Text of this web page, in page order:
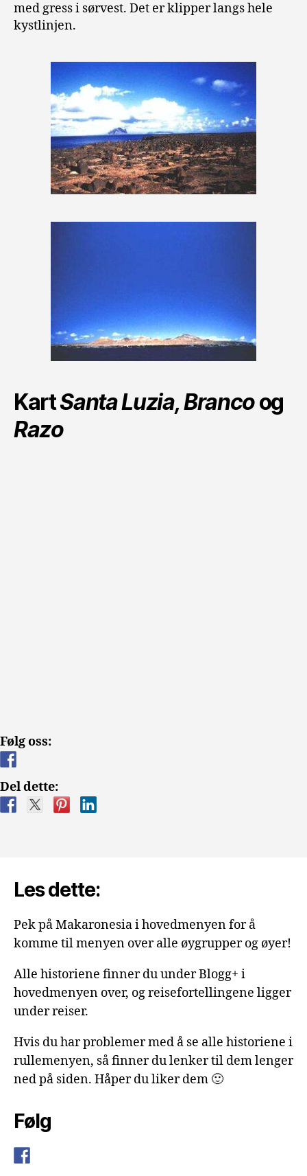
med gress i sørvest. Det er klipper langs hele
kystlinjen.
KartSanta Luzia, Brancoog
Razo
Følg oss:
Del dette:
Les dette:
Pek på Makaronesia i hovedmenyen for å
komme til menyen over alle øygrupper og øyer!
Alle historiene finner du under Blogg+ i
hovedmenyen over, og reisefortellingene ligger
under reiser.
Hvis du har problemer med å se alle historiene i
rullemenyen, så finner du lenker til dem lenger
ned på siden. Håper du liker dem 🙂
Følg